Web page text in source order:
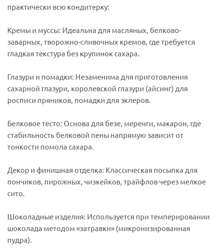
практически всю кондитерку:
Кремы и муссы: Идеальна для масляных, белково-
заварных, творожно-сливочных кремов, где требуется
гладкая текстура без крупинок сахара.
Глазури и помадки: Незаменима для приготовления
сахарной глазури, королевской глазури (айсинг) для
росписи пряников, помадки для эклеров.
Белковое тесто: Основа для безе, меренги, макарон, где
стабильность белковой пены напрямую зависит от
тонкости помола сахара.
Декор и финишная отделка: Классическая посыпка для
пончиков, пирожных, чизкейков, трайфлов через мелкое
сито.
Шоколадные изделия: Используется при темперировании
шоколада методом «затравки» (микронизированная
пудра).